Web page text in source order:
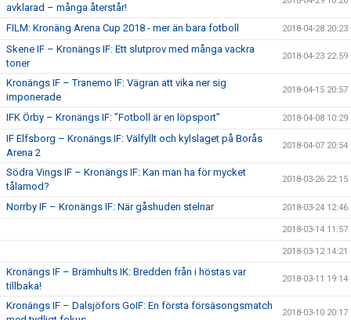
avklarad – många återstår!
FILM: Kronäng Arena Cup 2018 - mer än bara fotboll 2018-04-28 20:23
Skene IF – Kronängs IF: Ett slutprov med många vackra
toner
2018-04-23 22:59
Kronängs IF – Tranemo IF: Vägran att vika ner sig
imponerade
2018-04-15 20:57
IFK Örby – Kronängs IF: ”Fotboll är en löpsport” 2018-04-08 10:29
IF Elfsborg – Kronängs IF: Välfyllt och kylslaget på Borås
Arena 2
2018-04-07 20:54
Södra Vings IF – Kronängs IF: Kan man ha för mycket
tålamod?
2018-03-26 22:15
Norrby IF – Kronängs IF: När gåshuden stelnar 2018-03-24 12:46
2018-03-14 11:57
2018-03-12 14:21
Kronängs IF – Brämhults IK: Bredden från i höstas var
tillbaka!
2018-03-11 19:14
Kronängs IF – Dalsjöfors GoIF: En första försäsongsmatch
2018-03-10 20:17